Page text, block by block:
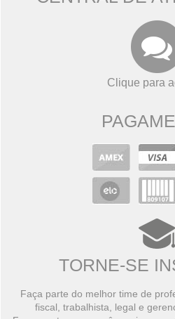
Clique para
TORNE-SE
Faça parte do melhor time de
fiscal, trabalhista, legal e